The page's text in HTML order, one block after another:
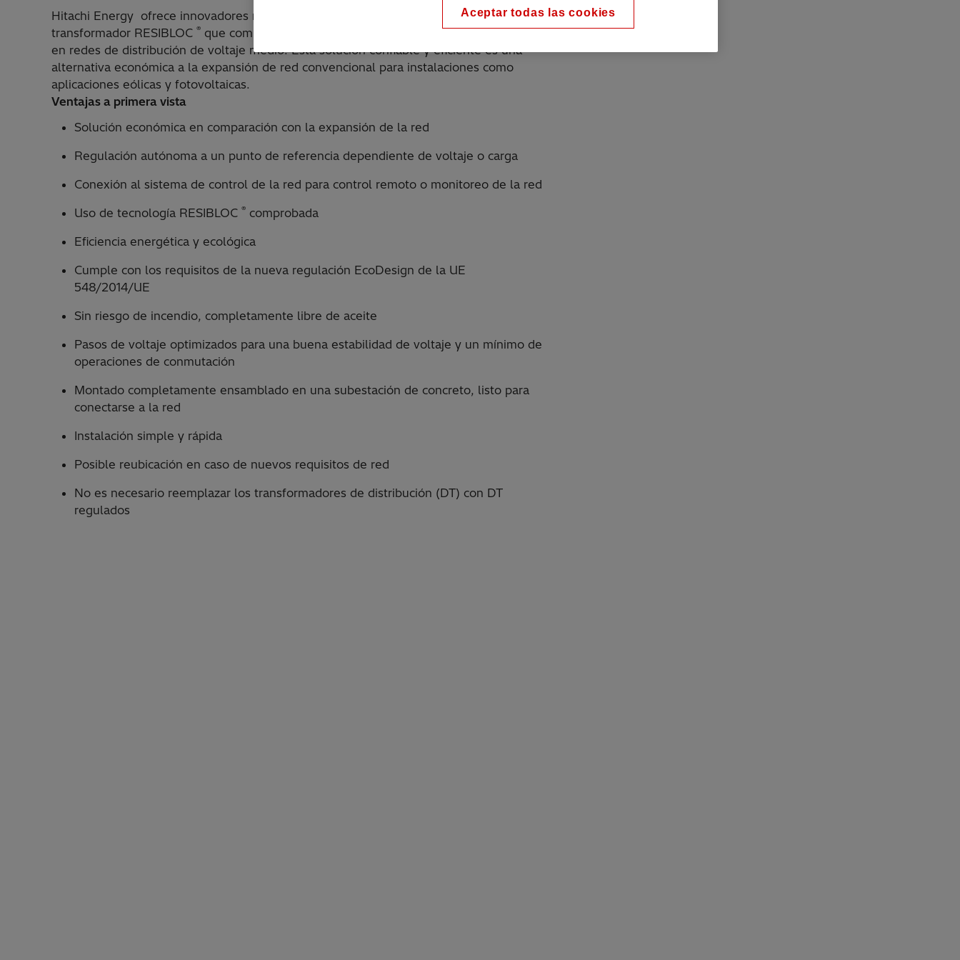
Hitachi Energy ofrece innovadores reguladores de voltaje de línea con tecnología de
transformador RESIBLOC ® que compensa automáticamente las fluctuaciones de voltaje
en redes de distribución de voltaje medio. Esta solución confiable y eficiente es una
alternativa económica a la expansión de red convencional para instalaciones como
aplicaciones eólicas y fotovoltaicas.
Ventajas a primera vista
Solución económica en comparación con la expansión de la red
Regulación autónoma a un punto de referencia dependiente de voltaje o carga
Conexión al sistema de control de la red para control remoto o monitoreo de la red
Uso de tecnología RESIBLOC ® comprobada
Eficiencia energética y ecológica
Cumple con los requisitos de la nueva regulación EcoDesign de la UE
548/2014/UE
Sin riesgo de incendio, completamente libre de aceite
Pasos de voltaje optimizados para una buena estabilidad de voltaje y un mínimo de
operaciones de conmutación
Montado completamente ensamblado en una subestación de concreto, listo para
conectarse a la red
Instalación simple y rápida
Posible reubicación en caso de nuevos requisitos de red
No es necesario reemplazar los transformadores de distribución (DT) con DT
regulados
Aceptar todas las cookies